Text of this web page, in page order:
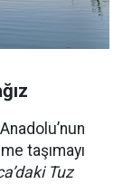
taşımayı
Tuz